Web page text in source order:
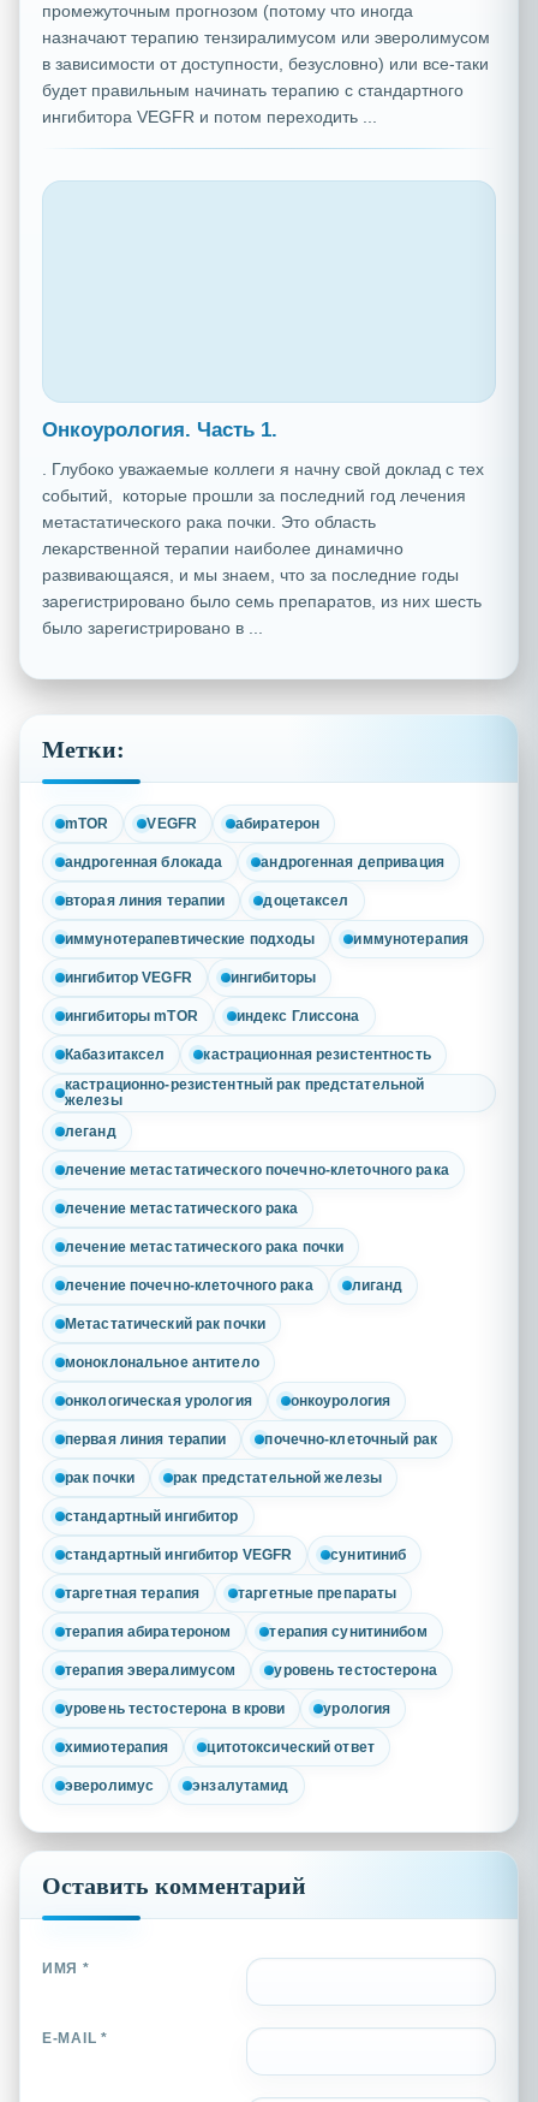
промежуточным прогнозом (потому что иногда
назначают терапию тензиралимусом или эверолимусом
в зависимости от доступности, безусловно) или все-таки
будет правильным начинать терапию с стандартного
ингибитора VEGFR и потом переходить ...
Онкоурология. Часть 1.
. Глубоко уважаемые коллеги я начну свой доклад с тех
событий, которые прошли за последний год лечения
метастатического рака почки. Это область
лекарственной терапии наиболее динамично
развивающаяся, и мы знаем, что за последние годы
зарегистрировано было семь препаратов, из них шесть
было зарегистрировано в ...
Метки:
mTOR VEGFR абиратерон
андрогенная блокада андрогенная депривация
вторая линия терапии доцетаксел
иммунотерапевтические подходы иммунотерапия
ингибитор VEGFR ингибиторы
ингибиторы mTOR индекс Глиссона
Кабазитаксел
кастрационная резистентность
кастрационно-резистентный рак предстательной
железы
леганд
лечение метастатического почечно-клеточного рака
лечение метастатического рака
лечение метастатического рака почки
лечение почечно-клеточного рака лиганд
Метастатический рак почки
моноклональное антитело
онкологическая урология онкоурология
первая линия терапии почечно-клеточный рак
рак почки рак предстательной железы
стандартный ингибитор
стандартный ингибитор VEGFR сунитиниб
таргетная терапия таргетные препараты
терапия абиратероном терапия сунитинибом
терапия эвералимусом уровень тестостерона
уровень тестостерона в крови урология
химиотерапия цитотоксический ответ
эверолимус энзалутамид
Оставить комментарий
ИМЯ *
E-MAIL *